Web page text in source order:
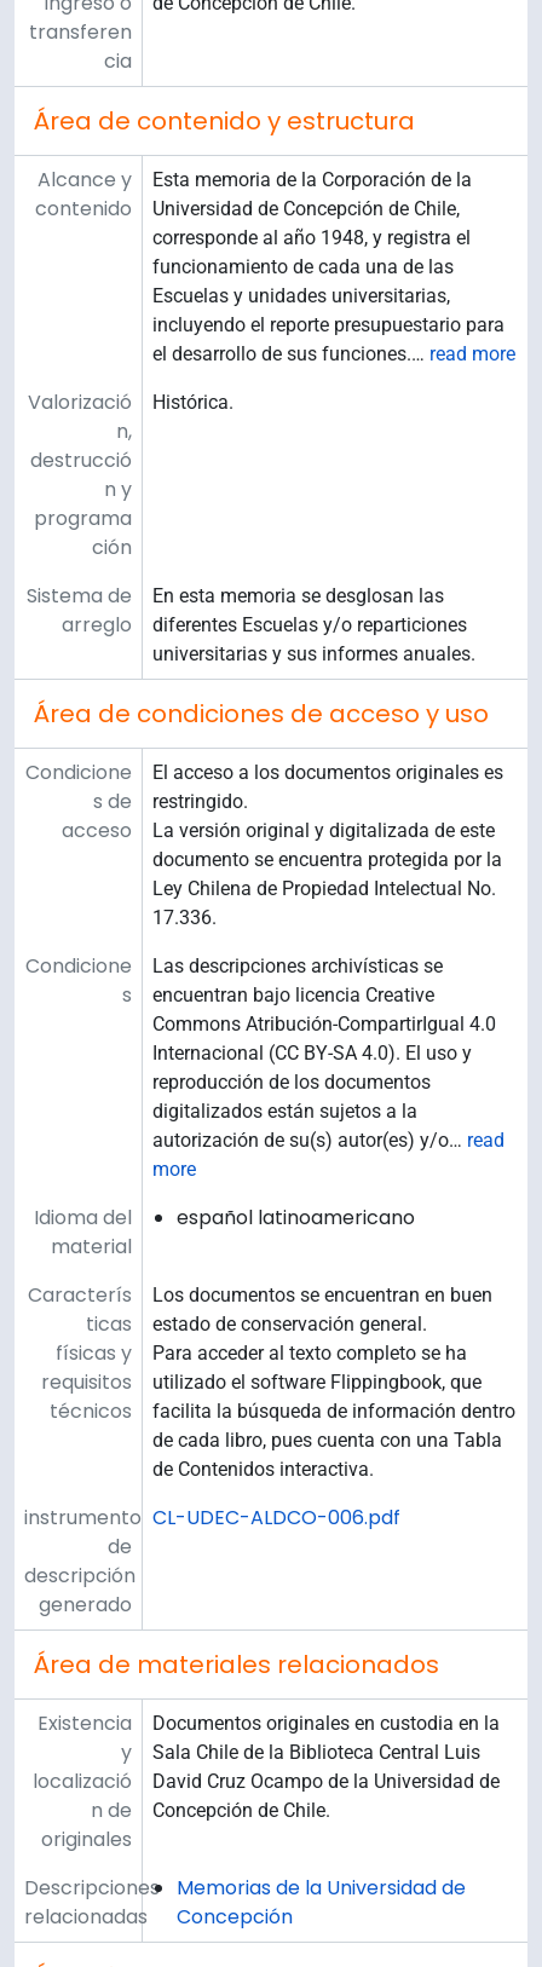
transferen
cia
Área de contenido y estructura
Alcance y
contenido
Esta memoria de la Corporación de la
Universidad de Concepción de Chile,
corresponde al año 1948, y registra el
funcionamiento de cada una de las
Escuelas y unidades universitarias,
incluyendo el reporte presupuestario para
el desarrollo de sus funciones.… read more
Valorizació
n,
destrucció
n y
programa
ción
Histórica.
Sistema de
arreglo
En esta memoria se desglosan las
diferentes Escuelas y/o reparticiones
universitarias y sus informes anuales.
Área de condiciones de acceso y uso
Condicione
s de
acceso
El acceso a los documentos originales es
restringido.
La versión original y digitalizada de este
documento se encuentra protegida por la
Ley Chilena de Propiedad Intelectual No.
17.336.
Condicione
s
Las descripciones archivísticas se
encuentran bajo licencia Creative
Commons Atribución-CompartirIgual 4.0
Internacional (CC BY-SA 4.0). El uso y
reproducción de los documentos
digitalizados están sujetos a la
autorización de su(s) autor(es) y/o… read
more
Idioma del
material
español latinoamericano
Caracterís
ticas
físicas y
requisitos
técnicos
Los documentos se encuentran en buen
estado de conservación general.
Para acceder al texto completo se ha
utilizado el software Flippingbook, que
facilita la búsqueda de información dentro
de cada libro, pues cuenta con una Tabla
de Contenidos interactiva.
instrumento
de
descripción
generado
CL-UDEC-ALDCO-006.pdf
Área de materiales relacionados
Existencia
y
localizació
n de
originales
Documentos originales en custodia en la
Sala Chile de la Biblioteca Central Luis
David Cruz Ocampo de la Universidad de
Concepción de Chile.
Descripciones
relacionadas
Memorias de la Universidad de
Concepción